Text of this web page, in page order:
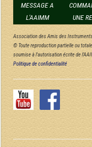
MESSAGE A
L'AAIMM
UNE
Association des Amis des
© Toute reproduction partielle ou
soumise à l'autorisation écrite de
Politique de confidentialité